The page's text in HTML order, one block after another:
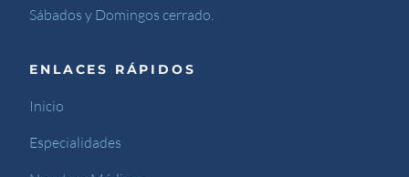
Sábados y Domingos cerrado.
ENLACES RÁPIDOS
Inicio
Especialidades